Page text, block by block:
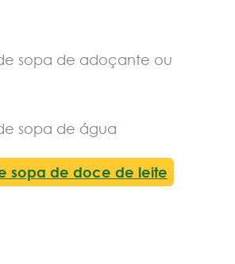
sopa de adoçante ou
sopa de água
sopa de doce de leite